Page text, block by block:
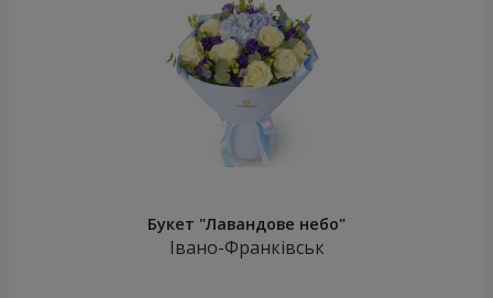
Букет "Лавандове небо"
Івано-Франківськ